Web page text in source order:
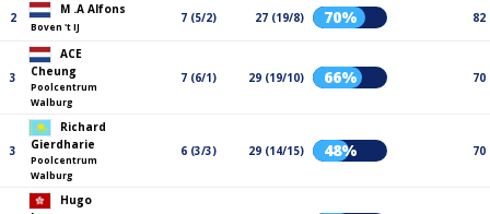
2
M .A Alfons
Boven 't IJ
7 (5/2) 27 (19/8) 70% 82
3
ACE
Cheung
Poolcentrum
Walburg
7 (6/1) 29 (19/10) 66% 70
3
Richard
Gierdharie
Poolcentrum
Walburg
6 (3/3) 29 (14/15) 48% 70
Hugo